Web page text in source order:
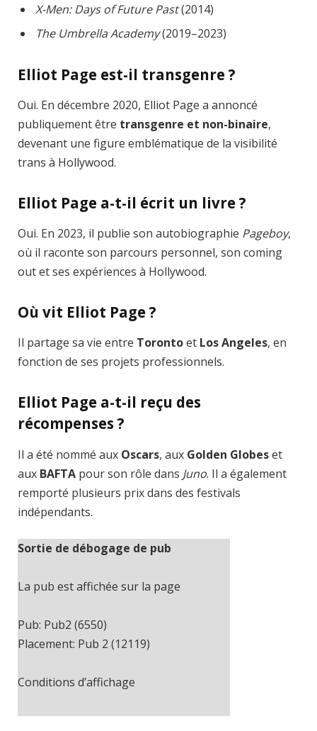
X-Men: Days of Future Past(2014)
The Umbrella Academy(2019–2023)
Elliot Page est-il transgenre ?
Oui. En décembre 2020, Elliot Page a annoncé
publiquement être transgenre et non-binaire,
devenant une figure emblématique de la visibilité
trans à Hollywood.
Elliot Page a-t-il écrit un livre ?
Oui. En 2023, il publie son autobiographie Pageboy,
où il raconte son parcours personnel, son coming
out et ses expériences à Hollywood.
Où vit Elliot Page ?
Il partage sa vie entre Torontoet Los Angeles, en
fonction de ses projets professionnels.
Elliot Page a-t-il reçu des
récompenses ?
Il a été nommé aux Oscars, aux Golden Globeset
aux BAFTA pour son rôle dans Juno. Il a également
remporté plusieurs prix dans des festivals
indépendants.
Sortie de débogage de pub
La pub est affichée sur la page
Pub: Pub2 (6550)
Placement: Pub 2 (12119)
Conditions d’affichage
Cache-busting:ajax